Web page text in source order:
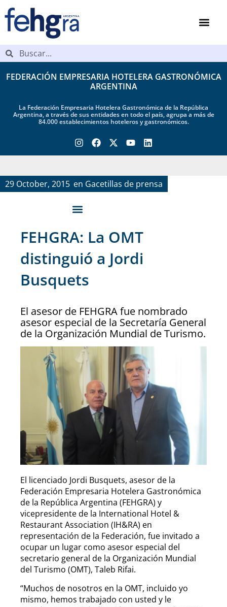
FEDERACIÓN EMPRESARIA HOTELERA GASTRONÓMICA
ARGENTINA
La Federación Empresaria Hotelera Gastronómica de la República
Argentina, a través de sus entidades en todo el país, agrupa a más de
84.000 establecimientos hoteleros y gastronómicos.
29 October, 2015 en Gacetillas de prensa
FEHGRA: La OMT
distinguió a Jordi
Busquets
El asesor de FEHGRA fue nombrado
asesor especial de la Secretaría General
de la Organización Mundial de Turismo.
El licenciado Jordi Busquets, asesor de la
Federación Empresaria Hotelera Gastronómica
de la República Argentina (FEHGRA) y
vicepresidente de la International Hotel &
Restaurant Association (IH&RA) en
representación de la Federación, fue invitado a
ocupar un lugar como asesor especial del
secretario general de la Organización Mundial
del Turismo (OMT), Taleb Rifai.
“Muchos de nosotros en la OMT, incluido yo
mismo, hemos trabajado con usted y le